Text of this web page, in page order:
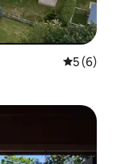
5 (6)